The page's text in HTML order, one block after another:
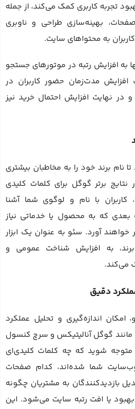
تجربه کاربری کمک می‌کند، از جمله
بهینه‌سازی طراحی و ناوبری
به محتواهای سایت.
به افزایش رتبه در موتورهای جستجو
مدت‌زمان حضور کاربران در
نهایت افزایش احتمال خرید نیز
برند خود را به مخاطبان بیشتری
برتر گوگل برای کلمات کلیدی
کاربران با نام و لوگوی شما آشنا
بعدی که به محصول یا خدماتی نیاز
خواهند آورد. سئو به عنوان یک ابزار
به افزایش شناخت عمومی و
می‌کند.
امکان اندازه‌گیری و تحلیل عملکرد
گوگل آنالیتیکس و سرچ کنسول
شوید که چه کلمات کلیدی‌ای
شما شده‌اند، کدام صفحات
بازدیدکنندگان به مشتریان چگونه
یا افت رتبه سایت می‌شود. این